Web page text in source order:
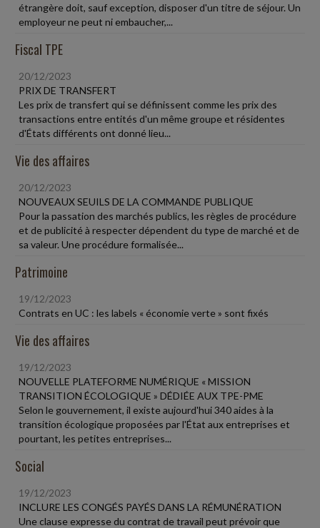
étrangère doit, sauf exception, disposer d'un titre de séjour. Un
employeur ne peut ni embaucher,...
Fiscal TPE
20/12/2023
PRIX DE TRANSFERT
Les prix de transfert qui se définissent comme les prix des
transactions entre entités d'un même groupe et résidentes
d'États différents ont donné lieu...
Vie des affaires
20/12/2023
NOUVEAUX SEUILS DE LA COMMANDE PUBLIQUE
Pour la passation des marchés publics, les règles de procédure
et de publicité à respecter dépendent du type de marché et de
sa valeur. Une procédure formalisée...
Patrimoine
19/12/2023
Contrats en UC : les labels « économie verte » sont fixés
Vie des affaires
19/12/2023
NOUVELLE PLATEFORME NUMÉRIQUE « MISSION
TRANSITION ÉCOLOGIQUE » DÉDIÉE AUX TPE-PME
Selon le gouvernement, il existe aujourd'hui 340 aides à la
transition écologique proposées par l'État aux entreprises et
pourtant, les petites entreprises...
Social
19/12/2023
INCLURE LES CONGÉS PAYÉS DANS LA RÉMUNÉRATION
Une clause expresse du contrat de travail peut prévoir que